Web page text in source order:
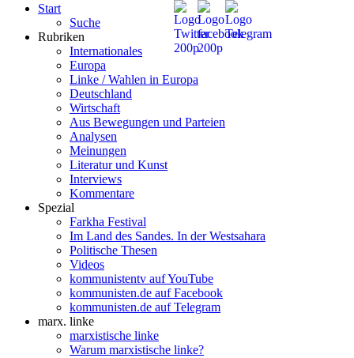
Start
Suche
Rubriken
Internationales
Europa
Linke / Wahlen in Europa
Deutschland
Wirtschaft
Aus Bewegungen und Parteien
Analysen
Meinungen
Literatur und Kunst
Interviews
Kommentare
Spezial
Farkha Festival
Im Land des Sandes. In der Westsahara
Politische Thesen
Videos
kommunistentv auf YouTube
kommunisten.de auf Facebook
kommunisten.de auf Telegram
marx. linke
marxistische linke
Warum marxistische linke?